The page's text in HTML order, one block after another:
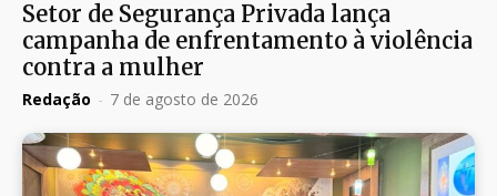
Setor de Segurança Privada lança
campanha de enfrentamento à violência
contra a mulher
Redação - 7 de agosto de 2026